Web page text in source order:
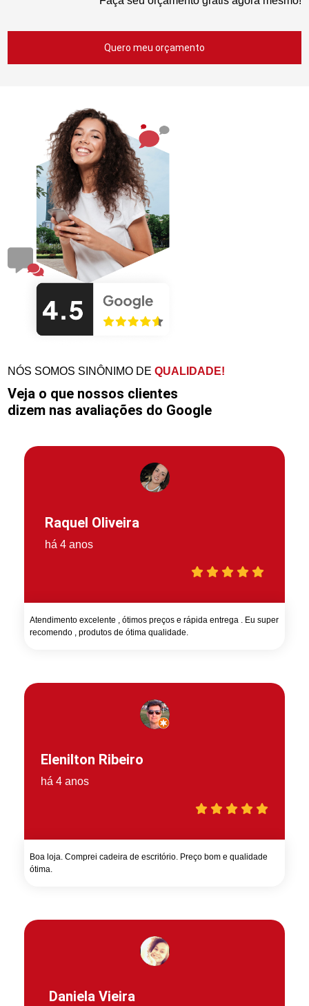
Quero meu orçamento
NÓS SOMOS SINÔNIMO DEQUALIDADE!
Veja o que nossos clientes
dizem nas avaliações do Google
Raquel Oliveira
há 4 anos
Atendimento excelente , ótimos preços e rápida entrega . Eu super
recomendo , produtos de ótima qualidade.
Elenilton Ribeiro
há 4 anos
Boa loja. Comprei cadeira de escritório. Preço bom e qualidade
ótima.
Daniela Vieira